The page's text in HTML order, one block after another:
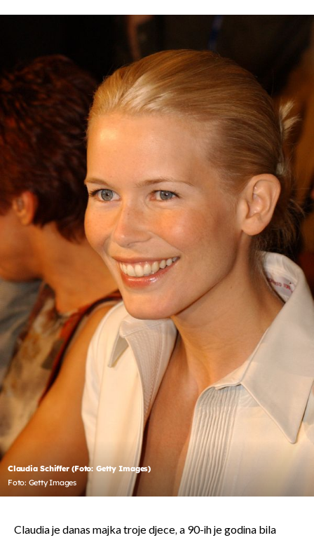
Claudia Schiffer (Foto: Getty Images)
Foto: Getty Images
Claudia je danas majka troje djece, a 90-ih je godina bila